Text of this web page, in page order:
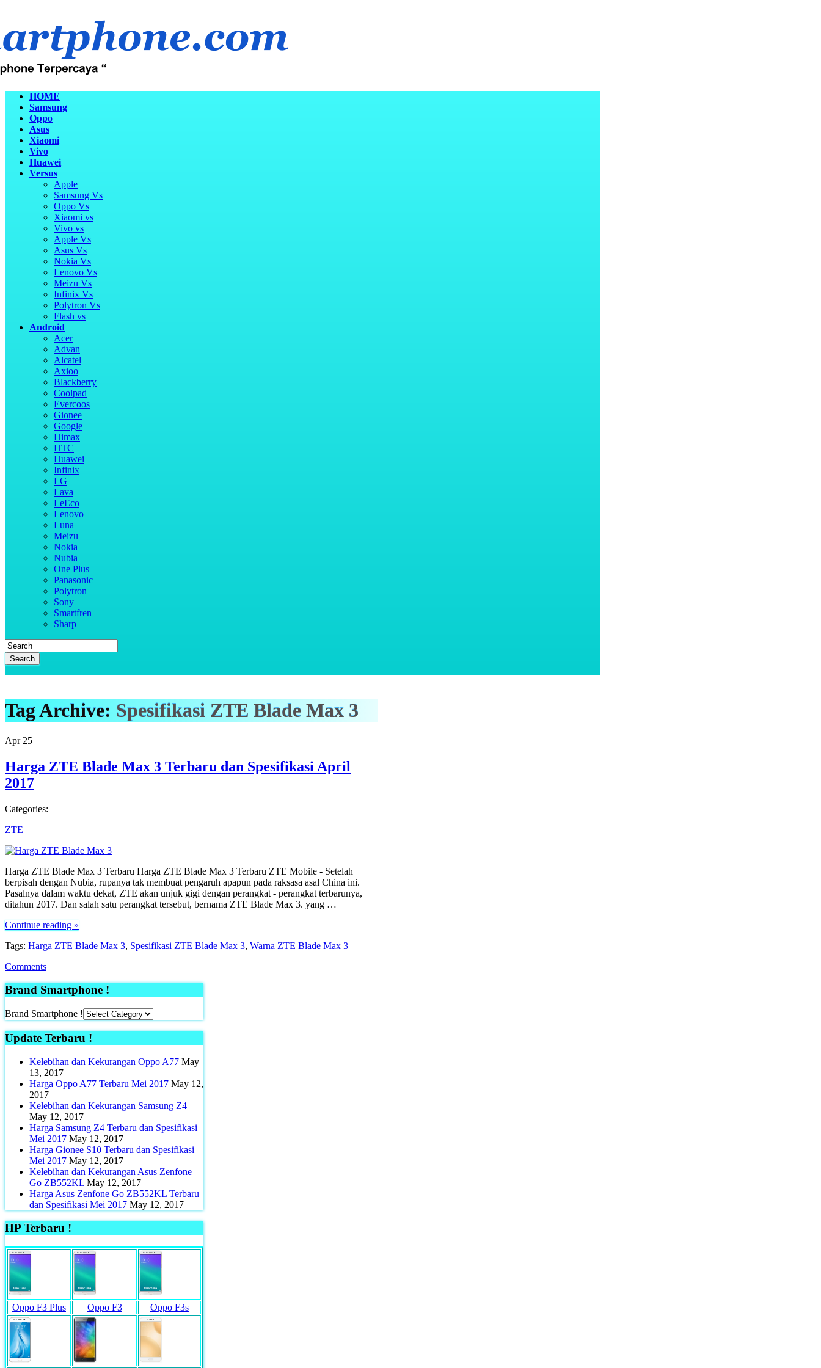
HOME
Samsung
Oppo
Asus
Xiaomi
Vivo
Huawei
Versus
Apple
Samsung Vs
Oppo Vs
Xiaomi vs
Vivo vs
Apple Vs
Asus Vs
Nokia Vs
Lenovo Vs
Meizu Vs
Infinix Vs
Polytron Vs
Flash vs
Android
Acer
Advan
Alcatel
Axioo
Blackberry
Coolpad
Evercoos
Gionee
Google
Himax
HTC
Huawei
Infinix
LG
Lava
LeEco
Lenovo
Luna
Meizu
Nokia
Nubia
One Plus
Panasonic
Polytron
Sony
Smartfren
Sharp
Search
Tag Archive: Spesifikasi ZTE Blade Max 3
Apr 25
Harga ZTE Blade Max 3 Terbaru dan Spesifikasi April
2017
Categories:
ZTE
Harga ZTE Blade Max 3 Terbaru Harga ZTE Blade Max 3 Terbaru ZTE Mobile - Setelah
berpisah dengan Nubia, rupanya tak membuat pengaruh apapun pada raksasa asal China ini.
Pasalnya dalam waktu dekat, ZTE akan unjuk gigi dengan perangkat - perangkat terbarunya,
ditahun 2017. Dan salah satu perangkat tersebut, bernama ZTE Blade Max 3. yang …
Continue reading »
Tags: Harga ZTE Blade Max 3, Spesifikasi ZTE Blade Max 3, Warna ZTE Blade Max 3
Comments
Brand Smartphone !
Brand Smartphone !
Update Terbaru !
Kelebihan dan Kekurangan Oppo A77 May
13, 2017
Harga Oppo A77 Terbaru Mei 2017 May 12,
2017
Kelebihan dan Kekurangan Samsung Z4
May 12, 2017
Harga Samsung Z4 Terbaru dan Spesifikasi
Mei 2017 May 12, 2017
Harga Gionee S10 Terbaru dan Spesifikasi
Mei 2017 May 12, 2017
Kelebihan dan Kekurangan Asus Zenfone
Go ZB552KL May 12, 2017
Harga Asus Zenfone Go ZB552KL Terbaru
dan Spesifikasi Mei 2017 May 12, 2017
HP Terbaru !
Oppo F3 Plus Oppo F3 Oppo F3s